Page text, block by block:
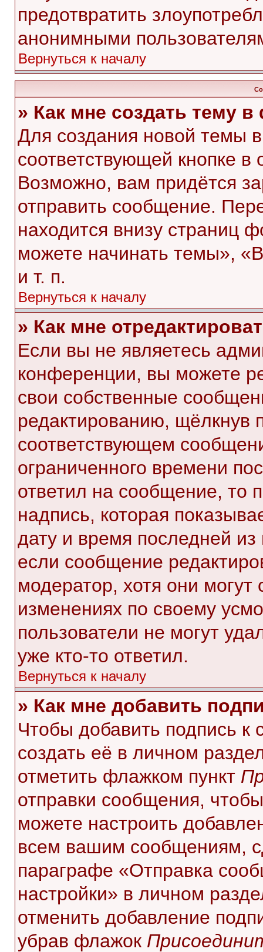
предотвратить
анонимными
Вернуться к началу
» Как мне создать тему
Для создания новой темы
соответствующей кнопке
Возможно, вам придётся
отправить сообщение.
находится внизу
можете начинать темы»,
и т. п.
Вернуться к началу
» Как мне
Если вы не являетесь
конференции, вы можете
свои собственные
редактированию, щёлкнув
соответствующем
ограниченного времени
ответил на сообщение, то
надпись, которая
дату и время последней
если сообщение
модератор, хотя они
изменениях по своему
пользователи не могут
уже кто-то ответил.
Вернуться к началу
» Как мне добавить
Чтобы добавить подпись
создать её в личном
отметить флажком пункт
отправки сообщения,
можете настроить
всем вашим сообщениям,
параграфе «Отправка
настройки» в личном
отменить добавление
убрав флажок